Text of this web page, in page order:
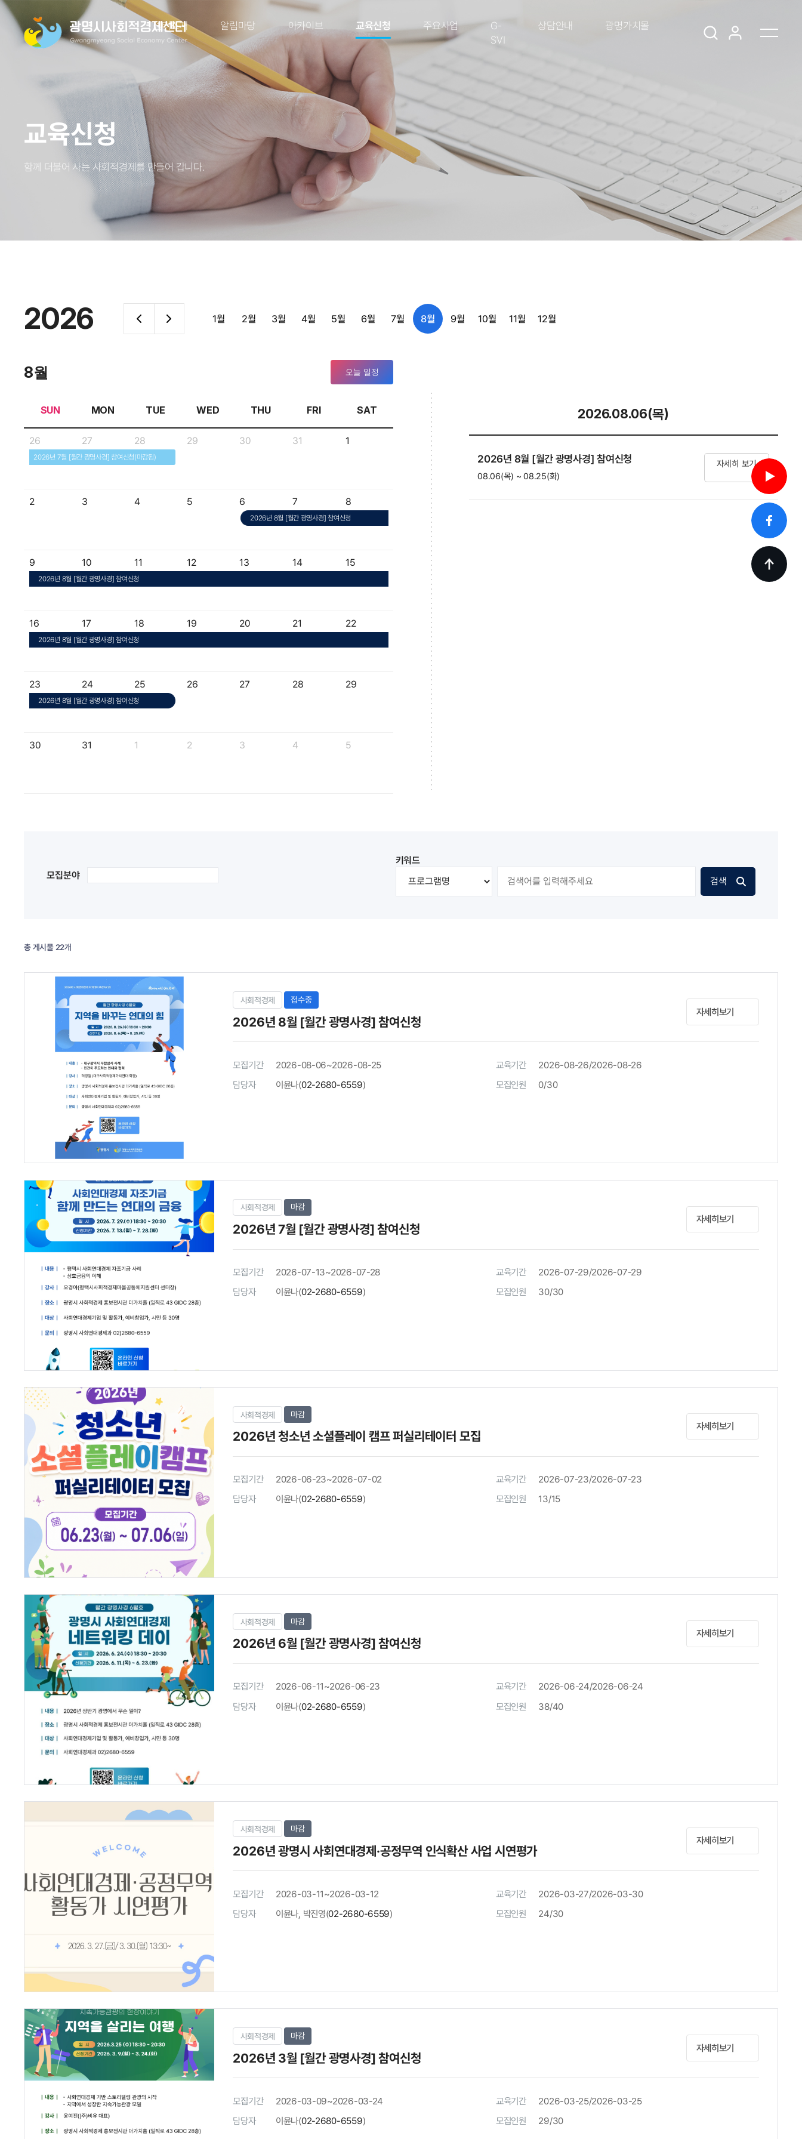
센터소개 알림마당 아카이브 교육신청 주요사업
G-
SVI
상담안내 광명가치몰
교육신청
함께 더불어 사는 사회적경제를 만들어 갑니다.
2026 1월 2월 3월 4월 5월 6월 7월 8월 9월 10월 11월 12월
8월 오늘 일정
SUN MON TUE WED THU FRI SAT
26
2026년 7월 [월간 광명사경] 참여신청(마감됨)
27 28 29 30 31 1
2 3 4 5 6
2026년 8월 [월간 광명사경] 참여신청
7 8
9
2026년 8월 [월간 광명사경] 참여신청
10 11 12 13 14 15
16
2026년 8월 [월간 광명사경] 참여신청
17 18 19 20 21 22
23
2026년 8월 [월간 광명사경] 참여신청
24 25 26 27 28 29
30 31 1 2 3 4 5
2026.08.06(목)
2026년 8월 [월간 광명사경] 참여신청
08.06(목) ~ 08.25(화)
자세히 보기
모집분야
키워드
검색
총 게시물 22개
사회적경제 접수중
2026년 8월 [월간 광명사경] 참여신청
자세히보기
모집기간 2026-08-06~2026-08-25 교육기간
2026-08-26/2026-08-26
담당자
이윤나(02-2680-6559) 모집인원 0/30
사회적경제 마감
2026년 7월 [월간 광명사경] 참여신청
자세히보기
모집기간 2026-07-13~2026-07-28 교육기간
2026-07-29/2026-07-29
담당자
이윤나(02-2680-6559) 모집인원 30/30
사회적경제 마감
2026년 청소년 소셜플레이 캠프 퍼실리테이터 모집
자세히보기
모집기간 2026-06-23~2026-07-02 교육기간
2026-07-23/2026-07-23
담당자
이윤나(02-2680-6559) 모집인원 13/15
사회적경제 마감
2026년 6월 [월간 광명사경] 참여신청
자세히보기
모집기간 2026-06-11~2026-06-23 교육기간
2026-06-24/2026-06-24
담당자
이윤나(02-2680-6559) 모집인원 38/40
사회적경제 마감
2026년 광명시 사회연대경제·공정무역 인식확산 사업 시연평가
자세히보기
모집기간 2026-03-11~2026-03-12 교육기간
2026-03-27/2026-03-30
담당자
이윤나, 박진영(02-2680-6559) 모집인원 24/30
사회적경제 마감
2026년 3월 [월간 광명사경] 참여신청
자세히보기
모집기간 2026-03-09~2026-03-24 교육기간
2026-03-25/2026-03-25
담당자
이윤나(02-2680-6559) 모집인원 29/30